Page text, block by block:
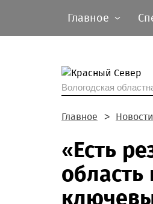
Главное
Вологодская
Главное Новости
«Есть